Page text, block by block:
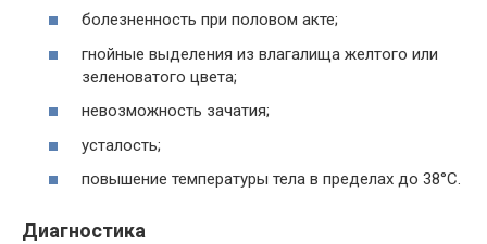
болезненность при половом акте;
гнойные выделения из влагалища желтого или
зеленоватого цвета;
невозможность зачатия;
усталость;
повышение температуры тела в пределах до 38°C.
Диагностика